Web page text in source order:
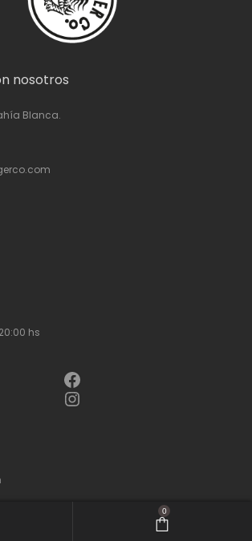
nosotros
Blanca.
hs
Facebook
Instagram
0